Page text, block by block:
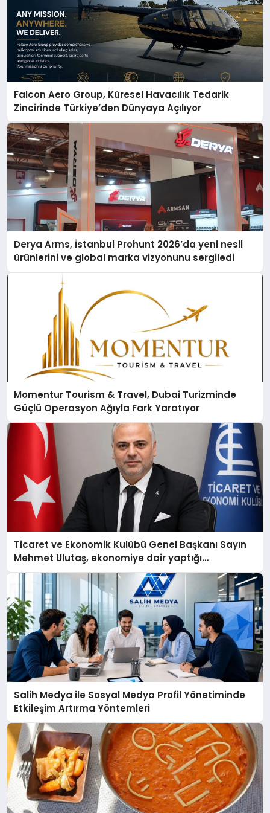
Falcon Aero Group, Küresel Havacılık Tedarik
Zincirinde Türkiye’den Dünyaya Açılıyor
Derya Arms, İstanbul Prohunt 2026’da yeni nesil
ürünlerini ve global marka vizyonunu sergiledi
Momentur Tourism & Travel, Dubai Turizminde
Güçlü Operasyon Ağıyla Fark Yaratıyor
Ticaret ve Ekonomik Kulübü Genel Başkanı Sayın
Mehmet Ulutaş, ekonomiye dair yaptığı
açıklamada şunları kaydetti:
Salih Medya ile Sosyal Medya Profil Yönetiminde
Etkileşim Artırma Yöntemleri